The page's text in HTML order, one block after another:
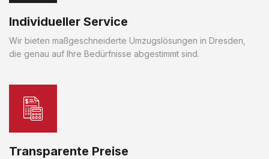
Individueller Service
Wir bieten maßgeschneiderte Umzugslösungen in Dresden,
die genau auf Ihre Bedürfnisse abgestimmt sind.
Transparente Preise